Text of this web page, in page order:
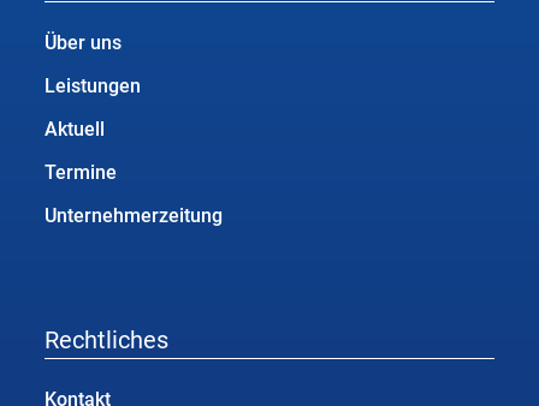
Über uns
Leistungen
Aktuell
Termine
Unternehmerzeitung
Rechtliches
Kontakt